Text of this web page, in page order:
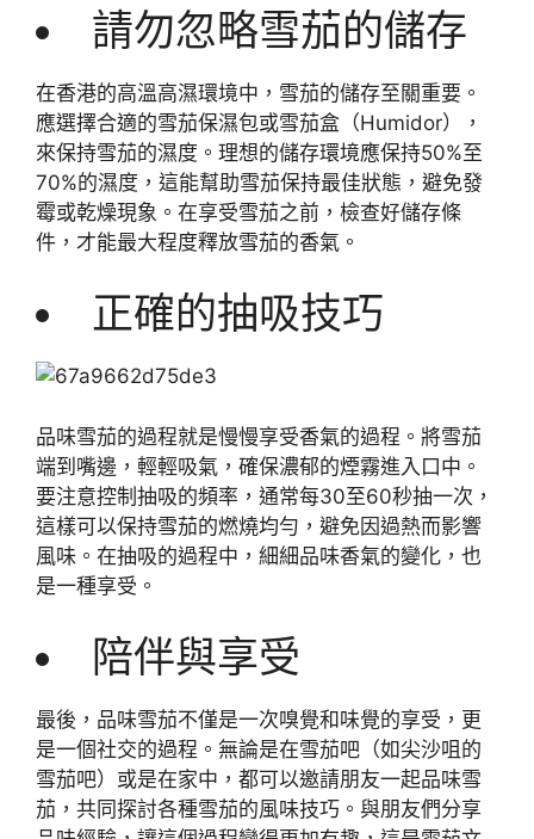
請勿忽略雪茄的儲存
在香港的高溫高濕環境中，雪茄的儲存至關重要。
應選擇合適的雪茄保濕包或雪茄盒（Humidor），
來保持雪茄的濕度。理想的儲存環境應保持50%至
70%的濕度，這能幫助雪茄保持最佳狀態，避免發
霉或乾燥現象。在享受雪茄之前，檢查好儲存條
件，才能最大程度釋放雪茄的香氣。
正確的抽吸技巧
品味雪茄的過程就是慢慢享受香氣的過程。將雪茄
端到嘴邊，輕輕吸氣，確保濃郁的煙霧進入口中。
要注意控制抽吸的頻率，通常每30至60秒抽一次，
這樣可以保持雪茄的燃燒均勻，避免因過熱而影響
風味。在抽吸的過程中，細細品味香氣的變化，也
是一種享受。
陪伴與享受
最後，品味雪茄不僅是一次嗅覺和味覺的享受，更
是一個社交的過程。無論是在雪茄吧（如尖沙咀的
雪茄吧）或是在家中，都可以邀請朋友一起品味雪
茄，共同探討各種雪茄的風味技巧。與朋友們分享